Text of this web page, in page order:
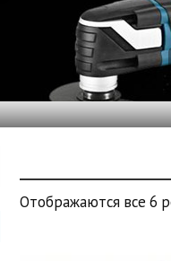
Отображаются все 6